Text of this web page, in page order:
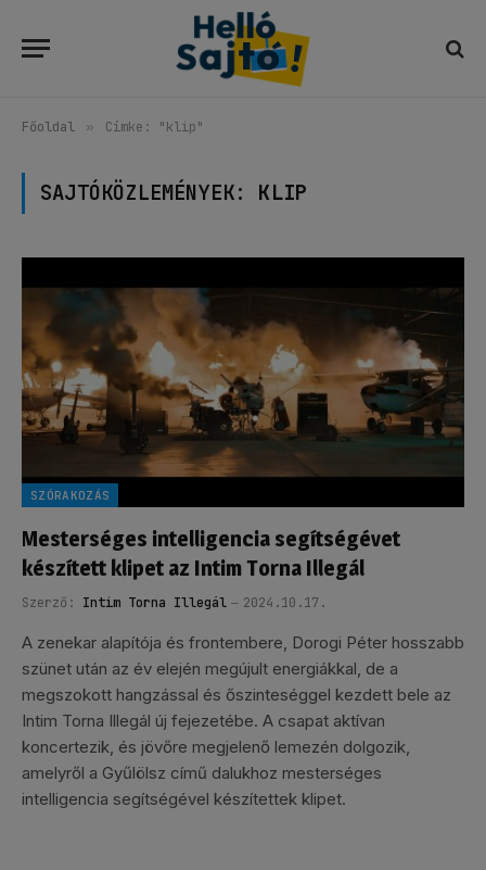
Főoldal » Címke: "klip"
SAJTÓKÖZLEMÉNYEK: KLIP
SZÓRAKOZÁS
Mesterséges intelligencia segítségévet
készített klipet az Intim Torna Illegál
Szerző: Intim Torna Illegál 2024.10.17.
A zenekar alapítója és frontembere, Dorogi Péter hosszabb
szünet után az év elején megújult energiákkal, de a
megszokott hangzással és őszinteséggel kezdett bele az
Intim Torna Illegál új fejezetébe. A csapat aktívan
koncertezik, és jövőre megjelenő lemezén dolgozik,
amelyről a Gyűlölsz című dalukhoz mesterséges
intelligencia segítségével készítettek klipet.